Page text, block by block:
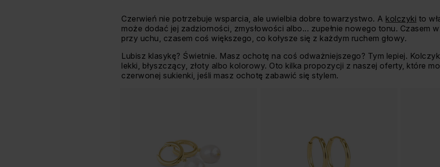
Czerwień nie potrzebuje wsparcia, ale uwielbia dobre towarzystwo. A kolczyki to
może dodać jej zadziorności, zmysłowości albo... zupełnie nowego tonu. Czasem
przy uchu, czasem coś większego, co kołysze się z każdym ruchem głowy.
Lubisz klasykę? Świetnie. Masz ochotę na coś odważniejszego? Tym lepiej.
lekki, błyszczący, złoty albo kolorowy. Oto kilka propozycji z naszej oferty, które
czerwonej sukienki, jeśli masz ochotę zabawić się stylem.